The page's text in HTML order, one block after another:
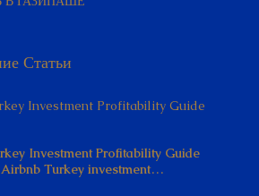
Turkey investment…